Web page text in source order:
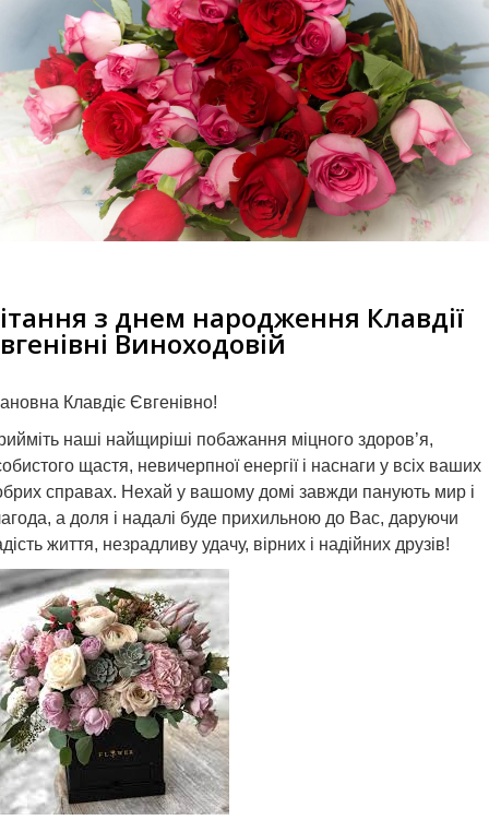
з днем народження Клавдії
Виноходовій
Клавдіє Євгенівно!
наші найщиріші побажання міцного здоров’я,
щастя, невичерпної енергії і наснаги у всіх ваших
справах. Нехай у вашому домі завжди панують мир і
а доля і надалі буде прихильною до Вас, даруючи
життя, незрадливу удачу, вірних і надійних друзів!